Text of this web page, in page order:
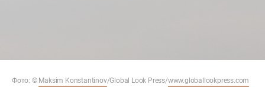
Фото: © Maksim Konstantinov/Global Look Press/www.globallookpress.com